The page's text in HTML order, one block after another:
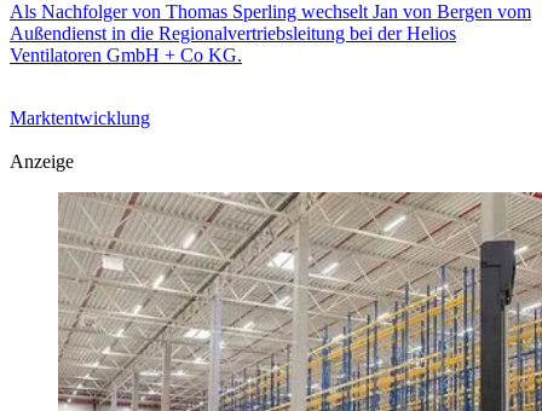
Als Nachfolger von Thomas Sperling wechselt Jan von Bergen vom
Außendienst in die Regionalvertriebsleitung bei der Helios
Ventilatoren GmbH + Co KG.
Marktentwicklung
Anzeige